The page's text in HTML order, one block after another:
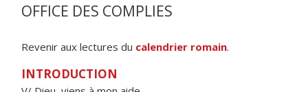
OFFICE DES COMPLIES
Revenir aux lectures du calendrier romain.
INTRODUCTION